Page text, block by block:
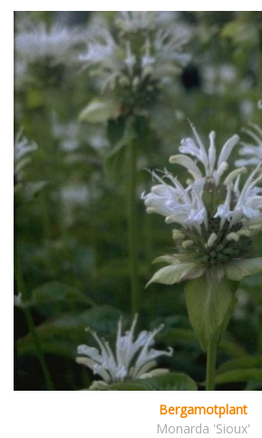
Bergamotplant
Monarda 'Sioux'